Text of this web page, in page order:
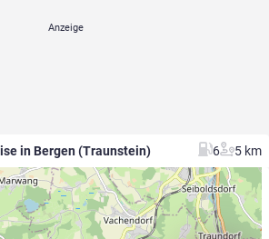
in Bergen (Traunstein) 6 5 km